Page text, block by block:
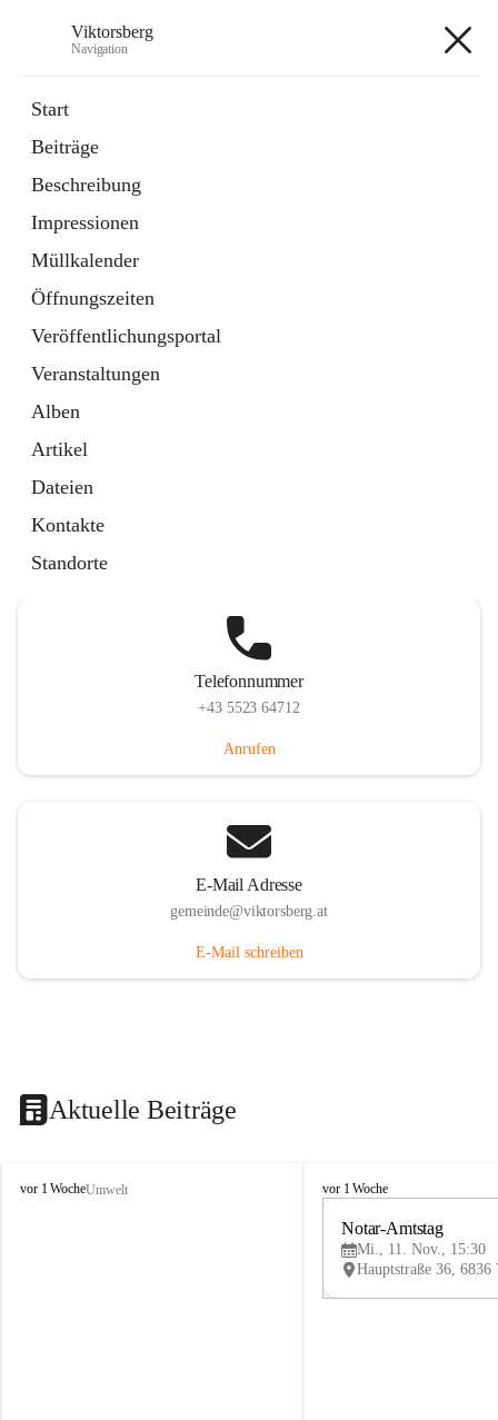
Viktorsberg
Navigation
Start
Beiträge
Beschreibung
Impressionen
Müllkalender
Öffnungszeiten
Veröffentlichungsportal
Veranstaltungen
Alben
Artikel
Dateien
Kontakte
Standorte
1 Schnellzugriff
Bürgerservice
10 Schnellzugriffe
Telefonnummer
+43 5523 64712
Anrufen
E-Mail Adresse
gemeinde@viktorsberg.at
E-Mail schreiben
Aktuelle Beiträge
V
vor 1 WocheUmwelt
V
vor 1 Woche
Notar-Amtstag
Mi., 11. Nov., 15:30